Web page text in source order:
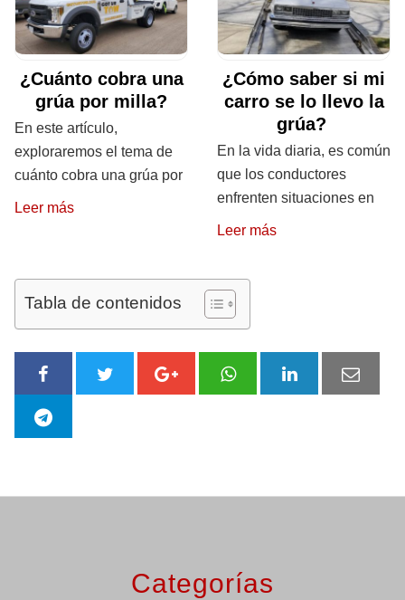
¿Cuánto cobra una
grúa por milla?
En este artículo,
exploraremos el tema de
cuánto cobra una grúa por
Leer más
¿Cómo saber si mi
carro se lo llevo la
grúa?
En la vida diaria, es común
que los conductores
enfrenten situaciones en
Leer más
Tabla de contenidos
Categorías